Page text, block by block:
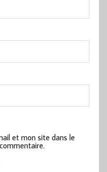
et mon site dans le